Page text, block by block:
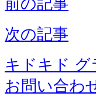
次の記事
キドキド グ
お問い合わ